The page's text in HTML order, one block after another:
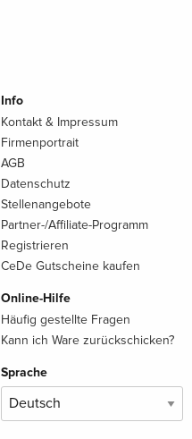
Info
Kontakt & Impressum
Firmenportrait
AGB
Datenschutz
Stellenangebote
Partner-/Affiliate-Programm
Registrieren
CeDe Gutscheine kaufen
Online-Hilfe
Häufig gestellte Fragen
Kann ich Ware zurückschicken?
Sprache